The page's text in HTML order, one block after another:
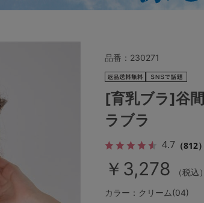
セールアイテ
その他から探
お気に入り
品番： 230271
[育乳ブラ]谷
ラブラ
4.7 （812）
￥3,278
（税込）
カラー：クリーム(04)